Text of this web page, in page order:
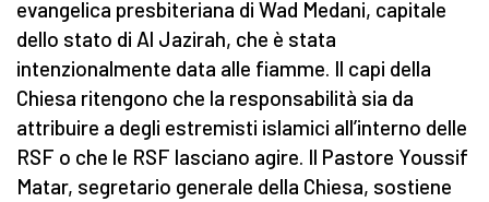
evangelica presbiteriana di Wad Medani, capitale
dello stato di Al Jazirah, che è stata
intenzionalmente data alle fiamme. Il capi della
Chiesa ritengono che la responsabilità sia da
attribuire a degli estremisti islamici all’interno delle
RSF o che le RSF lasciano agire. Il Pastore Youssif
Matar, segretario generale della Chiesa, sostiene